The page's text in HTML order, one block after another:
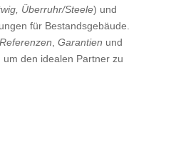
Überruhr/Steele) und
für Bestandsgebäude.
Referenzen, Garantien und
um den idealen Partner zu